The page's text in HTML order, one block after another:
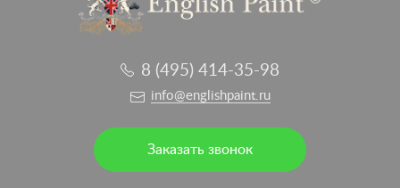
8 (495) 414-35-98
info@englishpaint.ru
Заказать звонок